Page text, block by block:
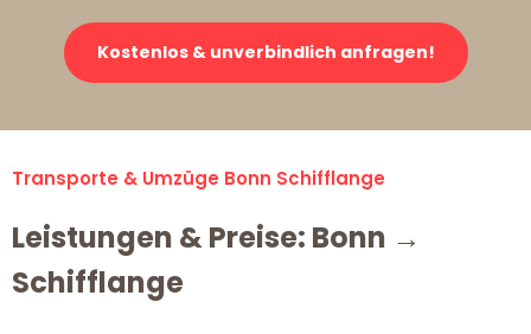
Kostenlos & unverbindlich anfragen!
Transporte & Umzüge Bonn Schifflange
Leistungen & Preise: Bonn →
Schifflange